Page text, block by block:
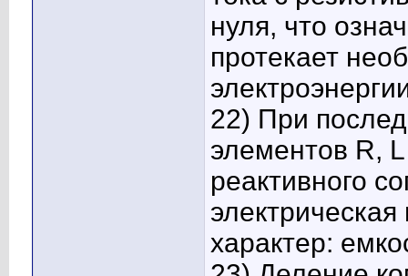
нуля, что
протекает
22) При
элементов R,
реактивного
характер: